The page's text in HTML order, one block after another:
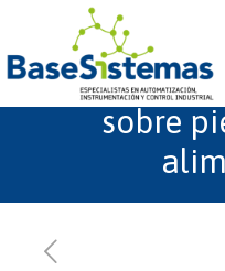
sobre